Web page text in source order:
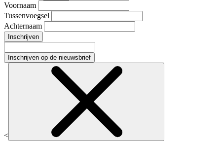
Voornaam
Tussenvoegsel
Achternaam
Inschrijven
Inschrijven op de nieuwsbrief
<